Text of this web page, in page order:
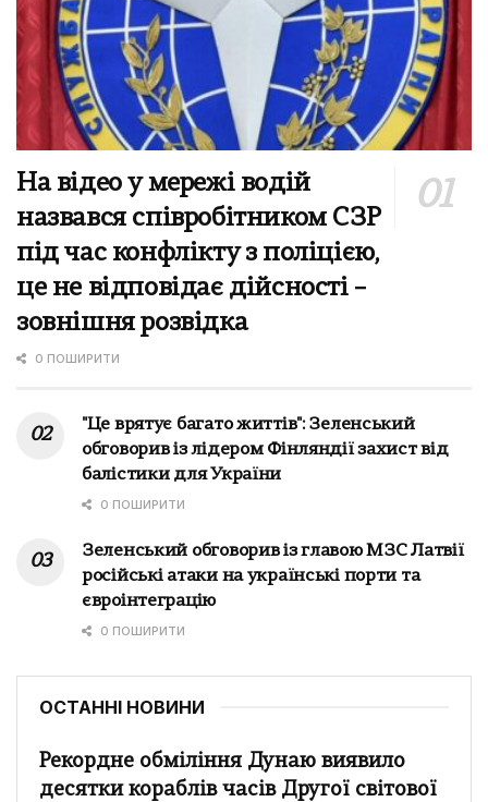
На відео у мережі водій
назвався співробітником СЗР
під час конфлікту з поліцією,
це не відповідає дійсності –
зовнішня розвідка
0 ПОШИРИТИ
"Це врятує багато життів": Зеленський
обговорив із лідером Фінляндії захист від
балістики для України
0 ПОШИРИТИ
Зеленський обговорив із главою МЗС Латвії
російські атаки на українські порти та
євроінтеграцію
0 ПОШИРИТИ
ОСТАННІ НОВИНИ
Рекордне обміління Дунаю виявило
десятки кораблів часів Другої світової